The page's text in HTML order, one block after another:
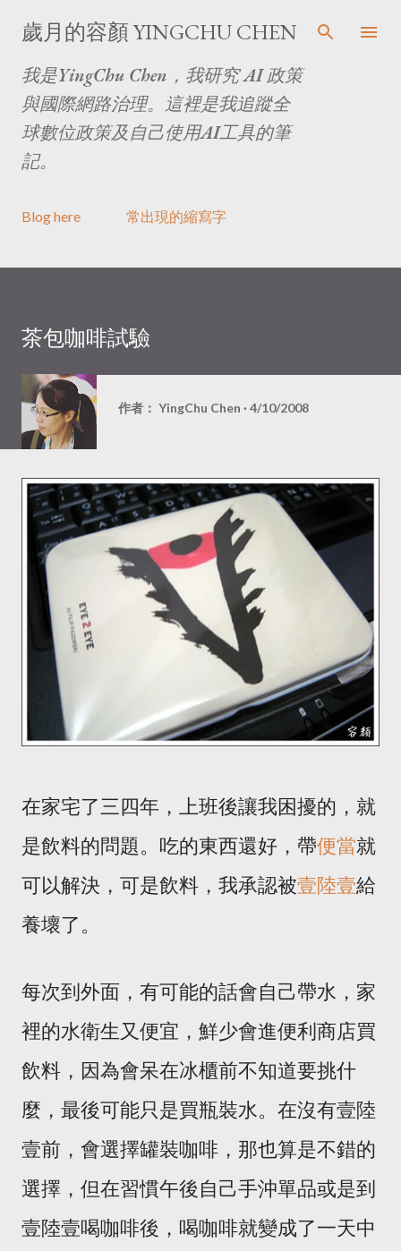
跳至主要內容
歲月的容顏 YINGCHU CHEN
我是YingChu Chen，我研究 AI 政策
與國際網路治理。這裡是我追蹤全
球數位政策及自己使用AI工具的筆
記。
Blog here 常出現的縮寫字
茶包咖啡試驗
作者： YingChu Chen 4/10/2008
在家宅了三四年，上班後讓我困擾的，就
是飲料的問題。吃的東西還好，帶便當就
可以解決，可是飲料，我承認被壹陸壹給
養壞了。
每次到外面，有可能的話會自己帶水，家
裡的水衛生又便宜，鮮少會進便利商店買
飲料，因為會呆在冰櫃前不知道要挑什
麼，最後可能只是買瓶裝水。在沒有壹陸
壹前，會選擇罐裝咖啡，那也算是不錯的
選擇，但在習慣午後自己手沖單品或是到
壹陸壹喝咖啡後，喝咖啡就變成了一天中